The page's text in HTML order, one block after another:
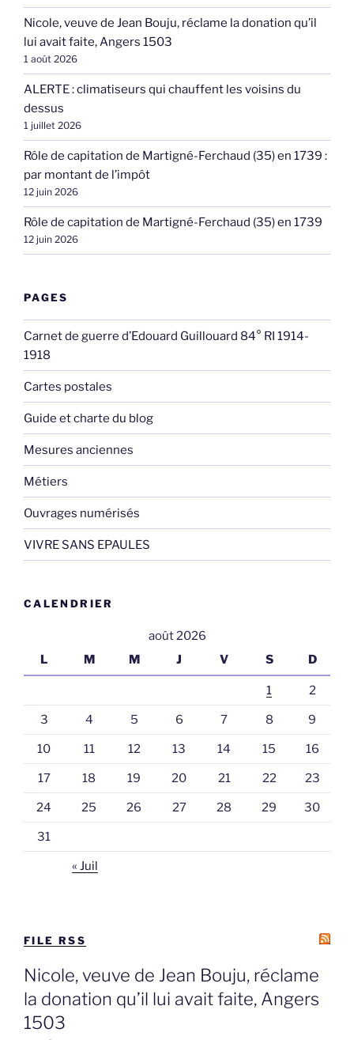
Nicole, veuve de Jean Bouju, réclame la donation qu’il
lui avait faite, Angers 1503
1 août 2026
ALERTE : climatiseurs qui chauffent les voisins du
dessus
1 juillet 2026
Rôle de capitation de Martigné-Ferchaud (35) en 1739 :
par montant de l’impôt
12 juin 2026
Rôle de capitation de Martigné-Ferchaud (35) en 1739
12 juin 2026
PAGES
Carnet de guerre d’Edouard Guillouard 84° RI 1914-
1918
Cartes postales
Guide et charte du blog
Mesures anciennes
Métiers
Ouvrages numérisés
VIVRE SANS EPAULES
CALENDRIER
août 2026
L
M M J V S D
1 2
3 4 5 6 7 8 9
10 11 12 13 14 15 16
17 18 19 20 21 22 23
24 25 26 27 28 29 30
31
« Juil
FILE RSS
Nicole, veuve de Jean Bouju, réclame
la donation qu’il lui avait faite, Angers
1503